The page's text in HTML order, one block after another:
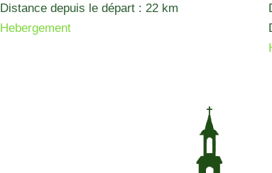
Distance depuis le départ : 22 km
Hebergement